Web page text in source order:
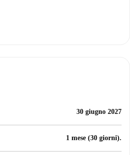
30 giugno 2027
1 mese (30 giorni).